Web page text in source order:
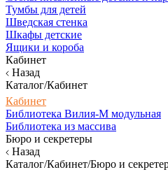
Тумбы для детей
Шведская стенка
Шкафы детские
Ящики и короба
Кабинет
Назад
Каталог/Кабинет
Кабинет
Библиотека Вилия-М модульная
Библиотека из массива
Бюро и секретеры
Назад
Каталог/Кабинет/Бюро и